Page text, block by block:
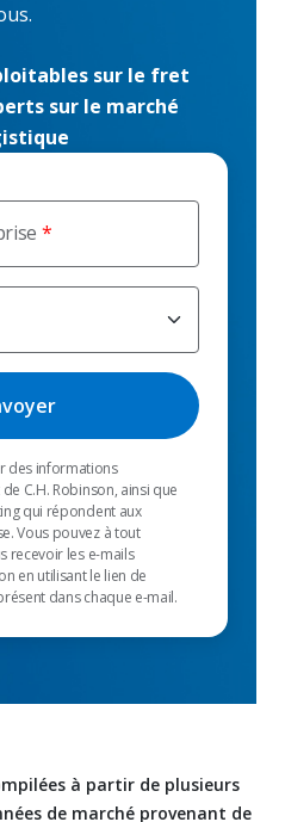
des informations
C.H. Robinson, ainsi que
qui répondent aux
Vous pouvez à tout
recevoir les e-mails
en utilisant le lien de
dans chaque e-mail.
sur le fret
sur le marché
à partir de plusieurs
de marché provenant de